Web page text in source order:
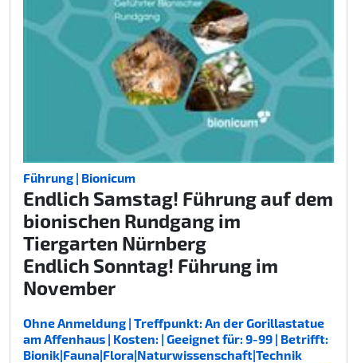
Führung | Bionicum
Endlich Samstag! Führung auf dem
bionischen Rundgang im
Tiergarten Nürnberg
Endlich Sonntag! Führung im
November
Ohne Anmeldung | Treffpunkt: An der Gorillastatue
am Affenhaus | Kosten: | Geeignet für: 9-99 | Betrifft:
Bionik|Fauna|Flora|Naturwissenschaft|Technik